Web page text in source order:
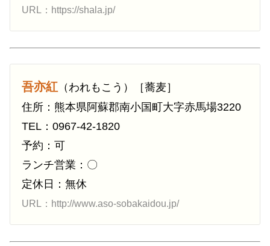
URL：https://shala.jp/
吾亦紅 （われもこう）［蕎麦］
住所：熊本県阿蘇郡南小国町大字赤馬場3220
TEL：0967-42-1820
予約：可
ランチ営業：〇
定休日：無休
URL：http://www.aso-sobakaidou.jp/